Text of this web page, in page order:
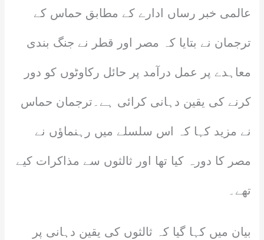
عالمی خبر رساں ادارے کے مطابق حماس کے
ترجمان نے بتایا کہ مصر اور قطر نے جنگ بندی
معاہدے پر عمل درآمد پر حائل رکاوٹوں کو دور
کرنے کی یقین دہانی کرائی ہے۔ترجمان حماس
نے مزید کہا کہ اس سلسلے میں رہنماؤں نے
مصر کا دورہ کیا تھا اور ثالثوں سے مذاکرات کیے
تھے۔
بیان میں کہا گیا کہ ثالثوں کی یقین دہانی پر